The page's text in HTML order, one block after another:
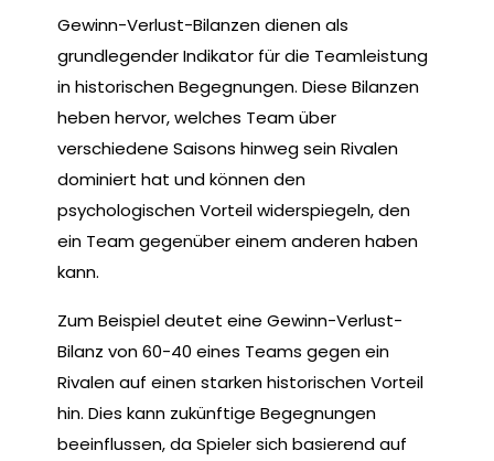
Gewinn-Verlust-Bilanzen dienen als
grundlegender Indikator für die Teamleistung
in historischen Begegnungen. Diese Bilanzen
heben hervor, welches Team über
verschiedene Saisons hinweg sein Rivalen
dominiert hat und können den
psychologischen Vorteil widerspiegeln, den
ein Team gegenüber einem anderen haben
kann.
Zum Beispiel deutet eine Gewinn-Verlust-
Bilanz von 60-40 eines Teams gegen ein
Rivalen auf einen starken historischen Vorteil
hin. Dies kann zukünftige Begegnungen
beeinflussen, da Spieler sich basierend auf